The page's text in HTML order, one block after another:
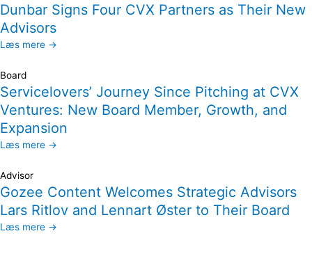
Dunbar Signs Four CVX Partners as Their New
Advisors
Læs mere →
Board
Servicelovers’ Journey Since Pitching at CVX
Ventures: New Board Member, Growth, and
Expansion
Læs mere →
Advisor
Gozee Content Welcomes Strategic Advisors
Lars Ritlov and Lennart Øster to Their Board
Læs mere →